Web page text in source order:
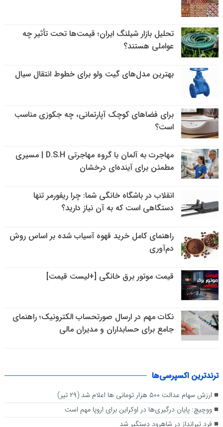
تحلیل بازار شیلنگ ایران؛ قیمت‌ها تحت تأثیر چه
عواملی هستند؟
بهترین مدل‌های گیت ولو برای خطوط انتقال سیال
برای فضاهای کوچک آپارتمانی، چه جکوزی مناسب
است؟
مهاجرت به آلمان با گروه مهاجرتی D.S.H | مسیری
مطمئن برای آینده‌ای درخشان
انقلاب در باشگاه خانگی شما: چرا ریفورمر تنها
دستگاهی است که به آن نیاز دارید؟
راهنمای کامل خرید قهوه آسیاب شده بر اساس روش
دم‌آوری
قیمت موتور برق خانگی [+لیست قیمت]
نکات مهم در ارسال صورتحساب الکترونیک؛ راهنمای
جامع برای حسابداران و مدیران مالی
ترندترین اکسپرسی‌ها
ارزش سهام عدالت ۵۰۰ هزار تومانی ها اعلام شد (۲۹ تیر)
ووچیچ: پایان درگیری‌ها در اوکراین برای اروپا مهم است
فرد تیرانداز در شاهرود دستگیر شد